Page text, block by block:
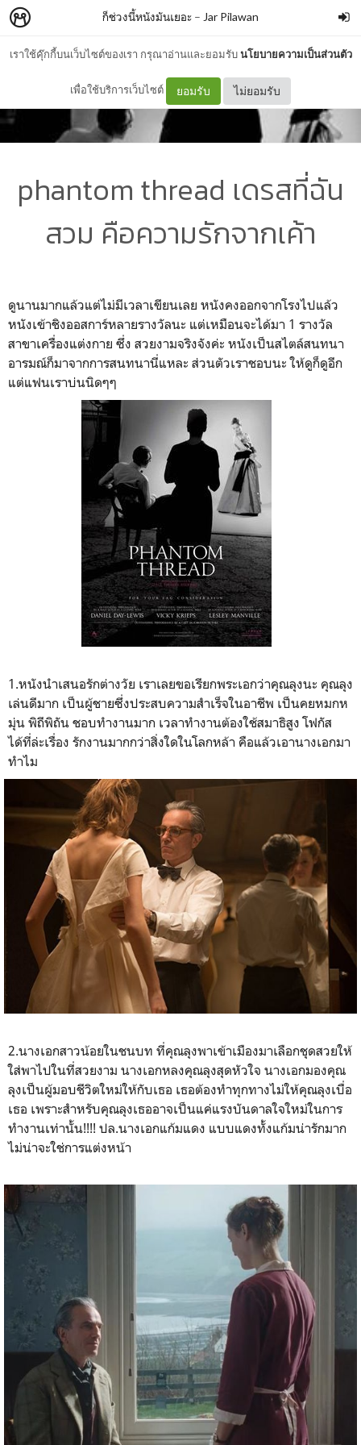
เราใช้คุ๊กกี้บนเว็บไซต์ของเรา กรุณาอ่านและยอมรับนโยบายความเป็นส่วนตัว
เพื่อใช้บริการเว็บไซต์ ยอมรับ ไม่ยอมรับ
ก็ช่วงนี้หนังมันเยอะ – Jar Pilawan
phantom thread เดรสที่ฉัน
สวม คือความรักจากเค้า
ดูนานมากแล้วแต่ไม่มีเวลาเขียนเลย หนังคงออกจากโรงไปแล้ว
หนังเข้าชิงออสการ์หลายรางวัลนะ แต่เหมือนจะได้มา 1 รางวัล
สาขาเครื่องแต่งกาย ซึ่ง สวยงามจริงจังค่ะ หนังเป็นสไตล์สนทนา
อารมณ์ก็มาจากการสนทนานี่แหละ ส่วนตัวเราชอบนะ ให้ดูก็ดูอีก
แต่แฟนเราบ่นนิดๆๆ
1.หนังนำเสนอรักต่างวัย เราเลยขอเรียกพระเอกว่าคุณลุงนะ คุณลุง
เล่นดีมาก เป็นผู้ชายซึ่งประสบความสำเร็จในอาชีพ เป็นคยหมกห
มุ่น พิถีพิถัน ชอบทำงานมาก เวลาทำงานต้องใช้สมาธิสูง โฟกัส
ได้ที่ล่ะเรื่อง รักงานมากกว่าสิ่งใดในโลกหล้า คือแล้วเอานางเอกมา
ทำไม
2.นางเอกสาวน้อยในชนบท ที่คุณลุงพาเข้าเมืองมาเลือกชุดสวยให้
ใส่พาไปในที่สวยงาม นางเอกหลงคุณลุงสุดหัวใจ นางเอกมองคุณ
ลุงเป็นผู้มอบชีวิตใหม่ให้กับเธอ เธอต้องทำทุกทางไม่ให้คุณลุงเบื่อ
เธอ เพราะสำหรับคุณลุงเธออาจเป็นแค่แรงบันดาลใจใหม่ในการ
ทำงานเท่านั้น!!!! ปล.นางเอกแก้มแดง แบบแดงทั้งแก้มน่ารักมาก
ไม่น่าจะใช่การแต่งหน้า